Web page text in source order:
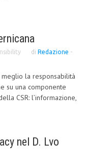
di Redazione -
la responsabilità
su una componente
CSR: l’informazione,
nel D. Lvo